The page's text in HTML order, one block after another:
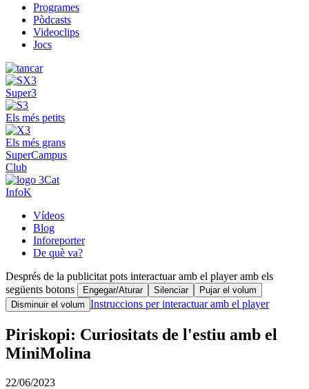
Programes
Pòdcasts
Videoclips
Jocs
Super3
Els més petits
Els més grans
SuperCampus
Club
InfoK
Vídeos
Blog
Inforeporter
De què va?
Després de la publicitat pots interactuar amb el player amb els
següents botons
Engegar/Aturar Silenciar
Pujar el volum
Disminuir el volum Instruccions per interactuar amb el player
Piriskopi: Curiositats de l'estiu amb el
MiniMolina
22/06/2023